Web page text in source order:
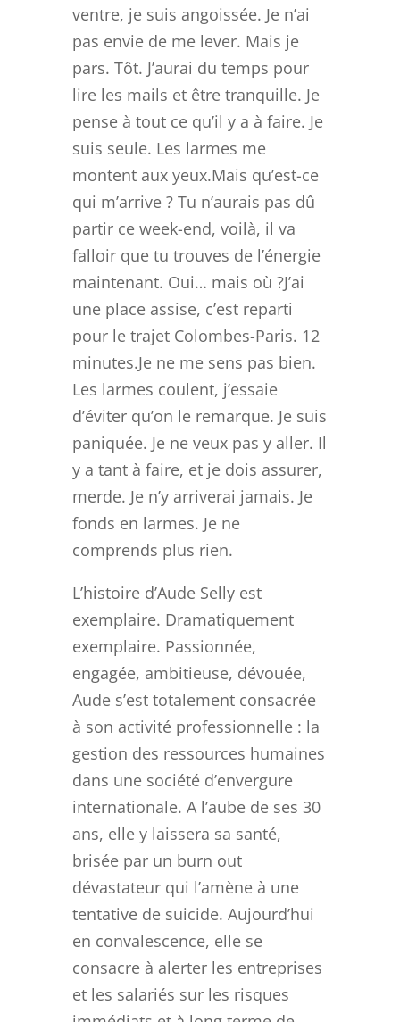
ventre, je suis angoissée. Je n’ai
pas envie de me lever. Mais je
pars. Tôt. J’aurai du temps pour
lire les mails et être tranquille. Je
pense à tout ce qu’il y a à faire. Je
suis seule. Les larmes me
montent aux yeux.Mais qu’est-ce
qui m’arrive ? Tu n’aurais pas dû
partir ce week-end, voilà, il va
falloir que tu trouves de l’énergie
maintenant. Oui… mais où ?J’ai
une place assise, c’est reparti
pour le trajet Colombes-Paris. 12
minutes.Je ne me sens pas bien.
Les larmes coulent, j’essaie
d’éviter qu’on le remarque. Je suis
paniquée. Je ne veux pas y aller. Il
y a tant à faire, et je dois assurer,
merde. Je n’y arriverai jamais. Je
fonds en larmes. Je ne
comprends plus rien.
L’histoire d’Aude Selly est
exemplaire. Dramatiquement
exemplaire. Passionnée,
engagée, ambitieuse, dévouée,
Aude s’est totalement consacrée
à son activité professionnelle : la
gestion des ressources humaines
dans une société d’envergure
internationale. A l’aube de ses 30
ans, elle y laissera sa santé,
brisée par un burn out
dévastateur qui l’amène à une
tentative de suicide. Aujourd’hui
en convalescence, elle se
consacre à alerter les entreprises
et les salariés sur les risques